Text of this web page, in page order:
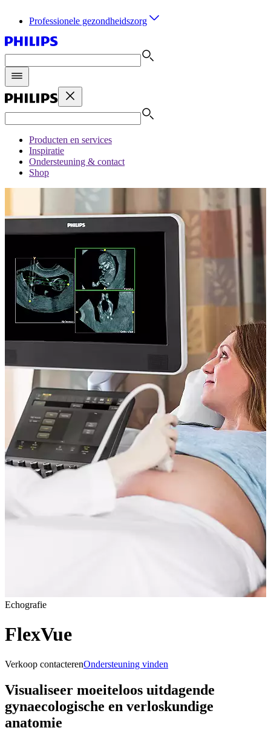
Professionele gezondheidszorg
Producten en services
Inspiratie
Ondersteuning & contact
Shop
Echografie
FlexVue
Verkoop contacterenOndersteuning vinden
Visualiseer moeiteloos uitdagende
gynaecologische en verloskundige
anatomie